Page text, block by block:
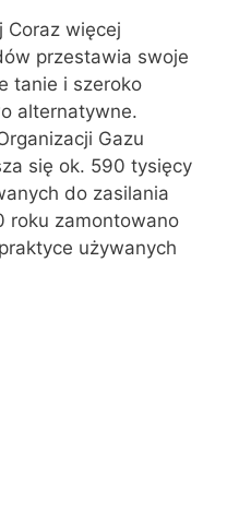
Coraz więcej
przestawia swoje
tanie i szeroko
alternatywne.
Gazu
się ok. 590 tysięcy
do zasilania
roku zamontowano
używanych